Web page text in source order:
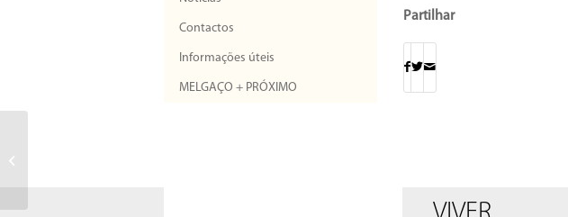
Partilhar
Contactos
Informações úteis
MELGAÇO + PRÓXIMO